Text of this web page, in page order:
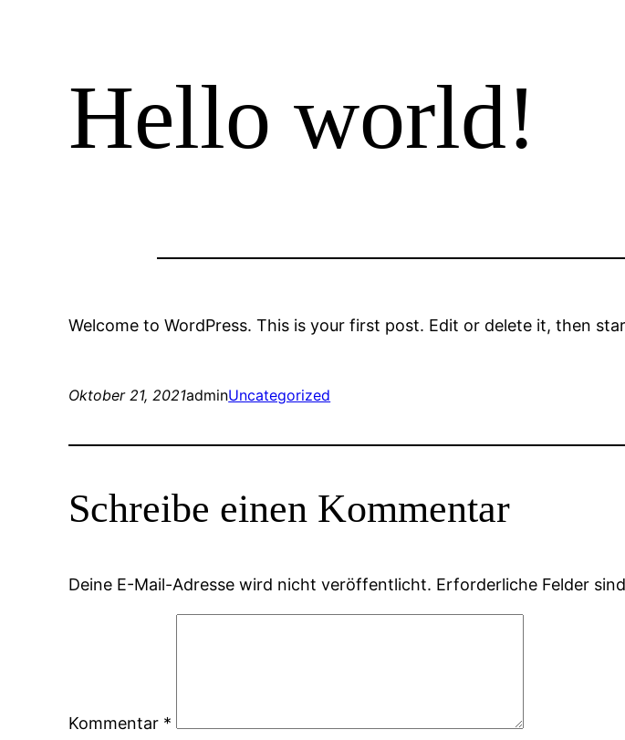
Hello world!
Welcome to WordPress. This is your first post. Edit or delete it, then
Oktober 21, 2021adminUncategorized
Schreibe einen Kommentar
Deine E-Mail-Adresse wird nicht veröffentlicht. Erforderliche Felder
Kommentar *